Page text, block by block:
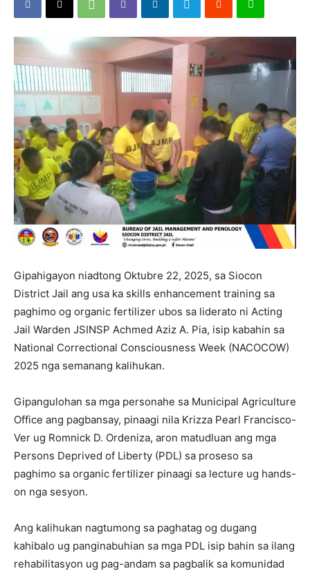
Gipahigayon niadtong Oktubre 22, 2025, sa Siocon
District Jail ang usa ka skills enhancement training sa
paghimo og organic fertilizer ubos sa liderato ni Acting
Jail Warden JSINSP Achmed Aziz A. Pia, isip kabahin sa
National Correctional Consciousness Week (NACOCOW)
2025 nga semanang kalihukan.
Gipangulohan sa mga personahe sa Municipal Agriculture
Office ang pagbansay, pinaagi nila Krizza Pearl Francisco-
Ver ug Romnick D. Ordeniza, aron matudluan ang mga
Persons Deprived of Liberty (PDL) sa proseso sa
paghimo sa organic fertilizer pinaagi sa lecture ug hands-
on nga sesyon.
Ang kalihukan nagtumong sa paghatag og dugang
kahibalo ug panginabuhian sa mga PDL isip bahin sa ilang
rehabilitasyon ug pag-andam sa pagbalik sa komunidad